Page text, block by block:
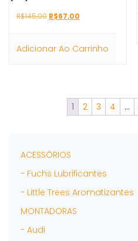
R$145,00 O
era:
R$67,00
é:
Adicionar Ao Carrinho
1 2 3 4 …
ACESSÓRIOS
- Fuchs Lubrificantes
- Little Trees Aromatizantes
MONTADORAS
- Audi